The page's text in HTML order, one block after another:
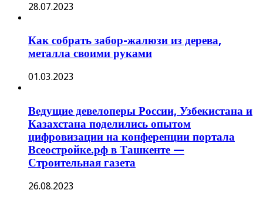
28.07.2023
Как собрать забор-жалюзи из дерева,
металла своими руками
01.03.2023
Ведущие девелоперы России, Узбекистана и
Казахстана поделились опытом
цифровизации на конференции портала
Всеостройке.рф в Ташкенте —
Строительная газета
26.08.2023